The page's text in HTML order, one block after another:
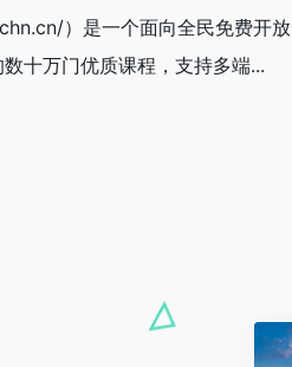
）是一个面向全民免费开
十万门优质课程，支持多端...